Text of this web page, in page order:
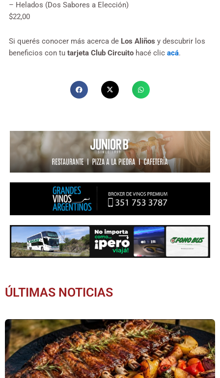
– Helados (Dos Sabores a Elección)
$22,00
Si querés conocer más acerca de Los Aliños y descubrir los
beneficios con tu tarjeta Club Circuito hacé clic acá.
ÚLTIMAS NOTICIAS